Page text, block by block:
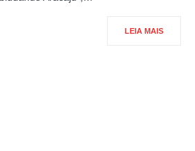
LEIA MAIS